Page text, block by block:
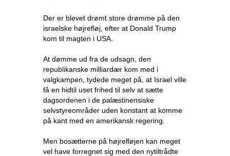
Der er blevet drømt store drømme på den
israelske højrefløj, efter at Donald Trump
kom til magten i USA.
At dømme ud fra de udsagn, den
republikanske milliardær kom med i
valgkampen, tydede meget på, at Israel ville
få en hidtil uset frihed til selv at sætte
dagsordenen i de palæstinensiske
selvstyreområder uden konstant at komme
på kant med en amerikansk regering.
Men bosætterne på højrefløjen kan meget
vel have forregnet sig med den nytiltrådte